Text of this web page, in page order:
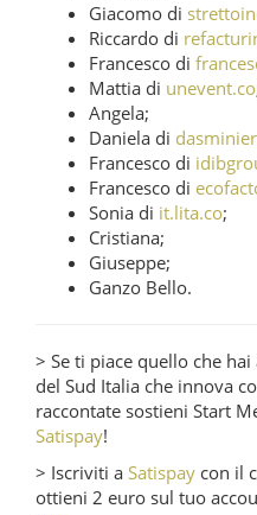
Giacomo di
Riccardo di
Francesco di
Mattia di unevent.co
Angela;
Daniela di
Francesco di
Francesco di
Sonia di it.lita.co;
Cristiana;
Giuseppe;
Ganzo Bello.
> Se ti piace quello che
del Sud Italia che innova
raccontate sostieni Start
Satispay!
> Iscriviti a Satispay con il
ottieni 2 euro sul tuo